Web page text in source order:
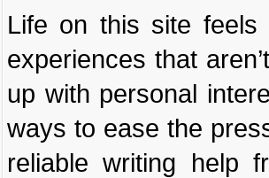
Life on this site feels
experiences that
up with personal
ways to ease the
reliable writing help